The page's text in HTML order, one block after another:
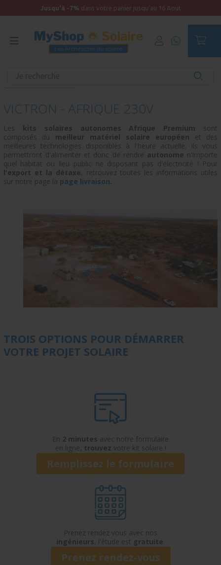
Jusqu'à -7% dans votre panier jusqu'au 16 Aout
VICTRON - AFRIQUE 230V
Les kits solaires autonomes Afrique Premium
sont
composés du meilleur matériel solaire européen et des
meilleures technologies disponibles à l'heure actuelle. Ils vous
permettront d'alimenter et donc de rendre autonome n'importe
quel habitat ou lieu public ne disposant pas d'électricité ! Pour
l'export et la détaxe, retrouvez toutes les informations utiles
sur notre page la page livraison.
TROIS OPTIONS POUR DÉMARRER
VOTRE PROJET SOLAIRE
En 2 minutes avec notre formulaire
en ligne, trouvez votre kit solaire !
Remplissez le formulaire
Prenez rendez vous avec nos
ingénieurs, l'étude est gratuite
Prenez rendez-vous